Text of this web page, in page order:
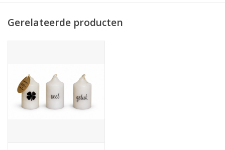
Gerelateerde producten